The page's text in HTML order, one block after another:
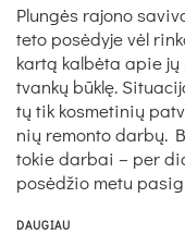
Plun­gės ra­jo­no
te­to po­sė­dy­je vėl
kar­tą kal­bė­ta apie
tvan­kų būk­lę.
tų tik kos­me­ti­nių
nių re­mon­to dar­bų.
to­kie dar­bai – per
po­sė­džio me­tu
DAUGIAU